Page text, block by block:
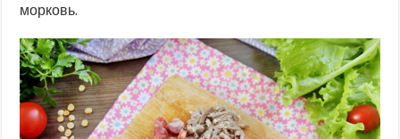
морковь.